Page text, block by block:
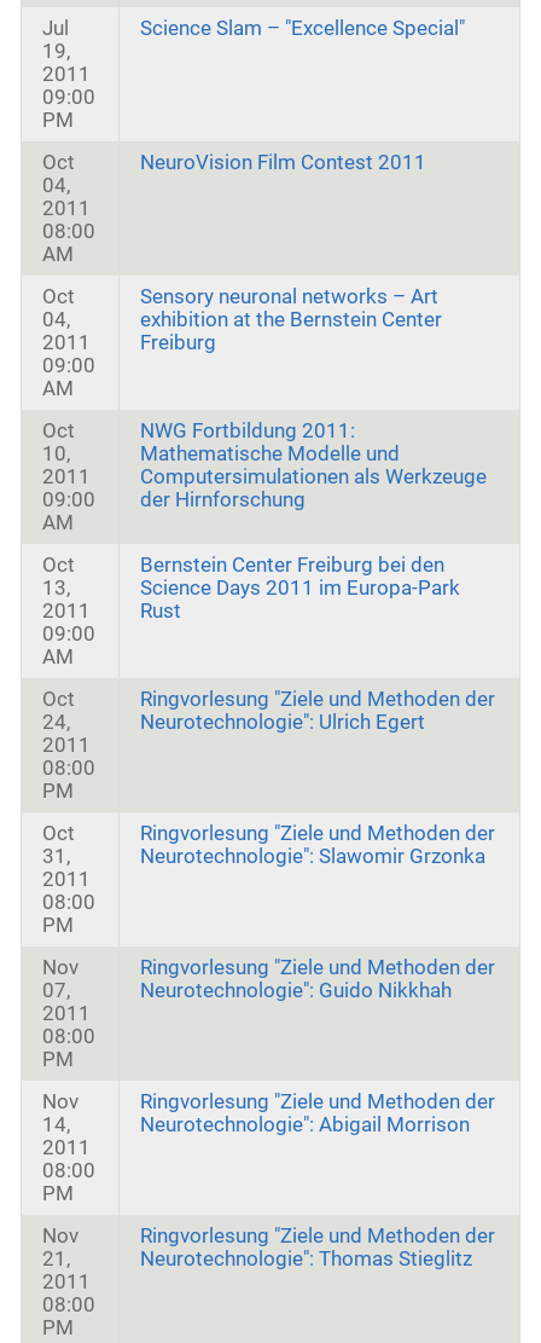
Jul
19,
2011
09:00
PM
Science Slam – "Excellence Special"
Oct
04,
2011
08:00
AM
NeuroVision Film Contest 2011
Oct
04,
2011
09:00
AM
Sensory neuronal networks – Art
exhibition at the Bernstein Center
Freiburg
Oct
10,
2011
09:00
AM
NWG Fortbildung 2011:
Mathematische Modelle und
Computersimulationen als Werkzeuge
der Hirnforschung
Oct
13,
2011
09:00
AM
Bernstein Center Freiburg bei den
Science Days 2011 im Europa-Park
Rust
Oct
24,
2011
08:00
PM
Ringvorlesung "Ziele und Methoden der
Neurotechnologie": Ulrich Egert
Oct
31,
2011
08:00
PM
Ringvorlesung "Ziele und Methoden der
Neurotechnologie": Slawomir Grzonka
Nov
07,
2011
08:00
PM
Ringvorlesung "Ziele und Methoden der
Neurotechnologie": Guido Nikkhah
Nov
14,
2011
08:00
PM
Ringvorlesung "Ziele und Methoden der
Neurotechnologie": Abigail Morrison
Nov
21,
2011
08:00
PM
Ringvorlesung "Ziele und Methoden der
Neurotechnologie": Thomas Stieglitz